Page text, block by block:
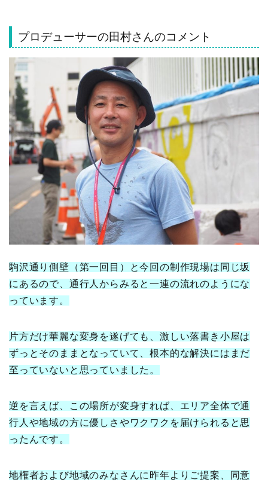
プロデューサーの田村さんのコメント
駒沢通り側壁（第一回目）と今回の制作現場は同じ坂
にあるので、通行人からみると一連の流れのようにな
っています。
片方だけ華麗な変身を遂げても、激しい落書き小屋は
ずっとそのままとなっていて、根本的な解決にはまだ
至っていないと思っていました。
逆を言えば、この場所が変身すれば、エリア全体で通
行人や地域の方に優しさやワクワクを届けられると思
ったんです。
地権者および地域のみなさんに昨年よりご提案、同意